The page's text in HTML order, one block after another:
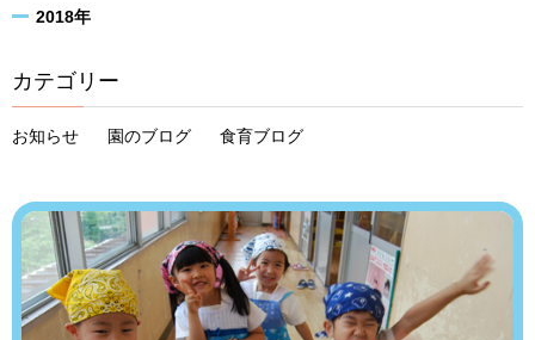
2018年
カテゴリー
お知らせ 園のブログ 食育ブログ